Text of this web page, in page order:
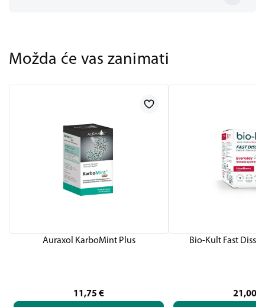
Možda će vas zanimati
Auraxol KarboMint Plus
11,75 €
Bio-Kult Fast
21,00